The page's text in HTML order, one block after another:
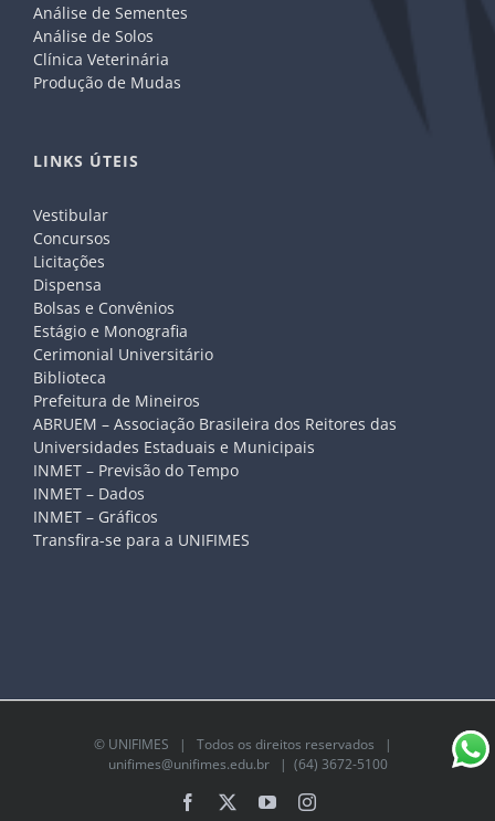
Análise de Sementes
Análise de Solos
Clínica Veterinária
Produção de Mudas
LINKS ÚTEIS
Vestibular
Concursos
Licitações
Dispensa
Bolsas e Convênios
Estágio e Monografia
Cerimonial Universitário
Biblioteca
Prefeitura de Mineiros
ABRUEM – Associação Brasileira dos Reitores das
Universidades Estaduais e Municipais
INMET – Previsão do Tempo
INMET – Dados
INMET – Gráficos
Transfira-se para a UNIFIMES
© UNIFIMES | Todos os direitos reservados |
unifimes@unifimes.edu.br| (64) 3672-5100
Facebook YouTubeInstagram